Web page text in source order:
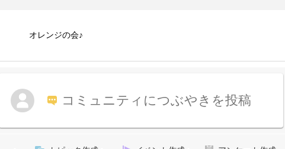
オレンジの会♪
コミュニティにつぶやきを投稿